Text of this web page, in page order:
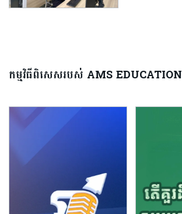
កម្មវិធីពិសេសរបស់ AMS EDUCATION